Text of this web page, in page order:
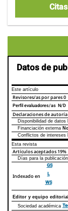
Datos de
Este artículo
Revisores/as por pares0
Perfil evaluadores/as N/D
Declaraciones de autoría
Declaraciones de autoría
Disponibilidad de datos
Financiación externa
Conflictos de intereses
Esta revista
Artículos aceptados 19%
Días para la publicación
Indexado en
GS
L
WS
Editor y equipo editorial
Sociedad académica